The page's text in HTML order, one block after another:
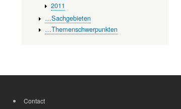
2011
…Sachgebieten
…Themenschwerpunkten
FOOTER
Contact